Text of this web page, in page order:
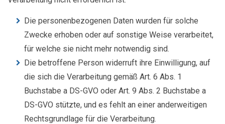
Die personenbezogenen Daten wurden für solche
Zwecke erhoben oder auf sonstige Weise verarbeitet,
für welche sie nicht mehr notwendig sind.
Die betroffene Person widerruft ihre Einwilligung, auf
die sich die Verarbeitung gemäß Art. 6 Abs. 1
Buchstabe a DS-GVO oder Art. 9 Abs. 2 Buchstabe a
DS-GVO stützte, und es fehlt an einer anderweitigen
Rechtsgrundlage für die Verarbeitung.